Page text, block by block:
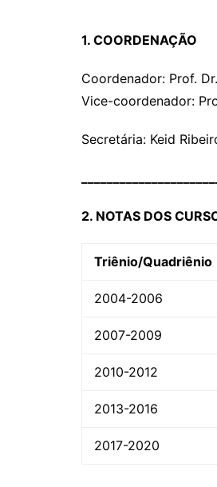
1. COORDENAÇÃO
Coordenador: Prof.
Vice-coordenador:
Secretária: Keid
2. NOTAS DOS
Triênio/Quadriênio
2004-2006
2007-2009
2010-2012
2013-2016
2017-2020